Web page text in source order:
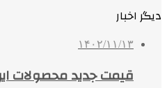
دیگر اخبار
۱۴۰۲/۱۱/۱۳
قیمت جدید محصولات